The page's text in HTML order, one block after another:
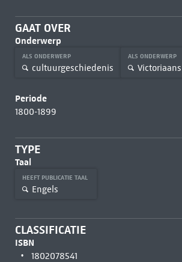
GAAT OVER
Onderwerp
ALS ONDERWERP
cultuurgeschiedenis
ALS ONDERWERP
Victoriaans
Periode
1800-1899
TYPE
Taal
HEEFT PUBLICATIE TAAL
Engels
CLASSIFICATIE
ISBN
1802078541